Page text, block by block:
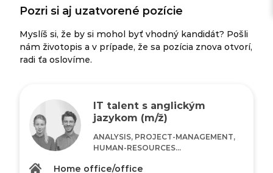
Pozri si aj uzatvorené pozície
Myslíš si, že by si mohol byť vhodný kandidát? Pošli
nám životopis a v prípade, že sa pozícia znova otvorí,
radi ťa oslovíme.
IT talent s anglickým
jazykom (m/ž)
ANALYSIS, PROJECT-MANAGEMENT,
HUMAN-RESOURCES...
Home office/office